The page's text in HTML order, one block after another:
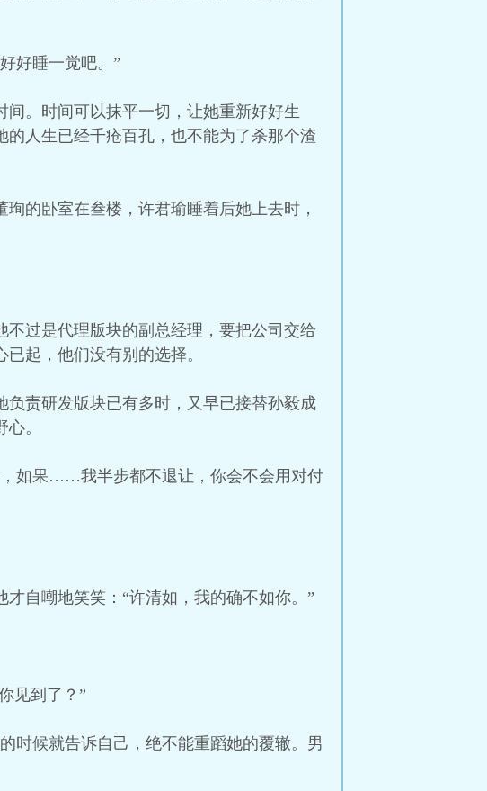
好睡一觉吧。”
。时间可以抹平一切，让她重新好好生
人生已经千疮百孔，也不能为了杀那个渣
的卧室在叁楼，许君瑜睡着后她上去时，
过是代理版块的副总经理，要把公司交给
起，他们没有别的选择。
责研发版块已有多时，又早已接替孙毅成
。
如果……我半步都不退让，你会不会用对付
自嘲地笑笑：“许清如，我的确不如你。”
见到了？”
时候就告诉自己，绝不能重蹈她的覆辙。男